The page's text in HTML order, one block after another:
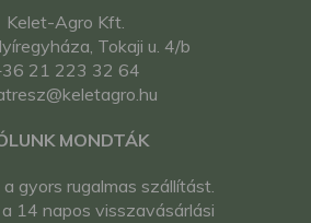
Kelet-Agro Kft.
Tokaji u. 4/b
21 223 32 64
MONDTÁK
gyors rugalmas szállítást.
14 napos visszavásárlási